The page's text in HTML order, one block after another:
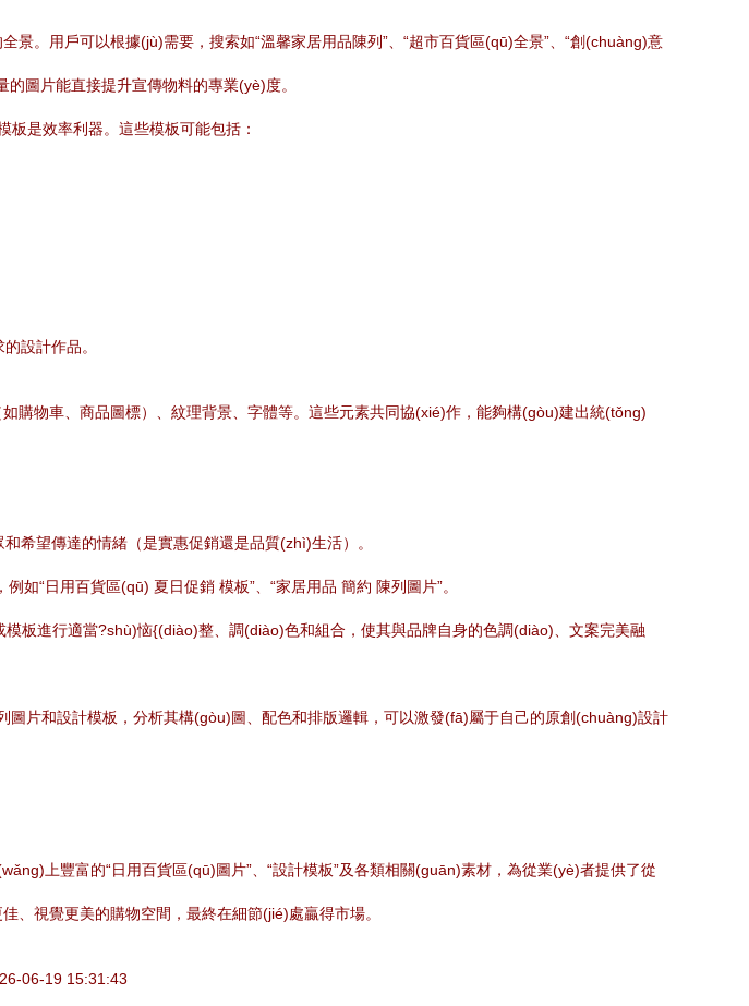
景。用戶可以根據(jù)需要，搜索如“溫馨家居用品陳列”、“超市百貨區(qū)全景”、“創(chuàng)意
圖片能直接提升宣傳物料的專業(yè)度。
板是效率利器。這些模板可能包括：
設計作品。
購物車、商品圖標）、紋理背景、字體等。這些元素共同協(xié)作，能夠構(gòu)建出統(tǒng)
希望傳達的情緒（是實惠促銷還是品質(zhì)生活）。
如“日用百貨區(qū) 夏日促銷 模板”、“家居用品 簡約 陳列圖片”。
板進行適當?shù)恼{(diào)整、調(diào)色和組合，使其與品牌自身的色調(diào)、文案完美融
圖片和設計模板，分析其構(gòu)圖、配色和排版邏輯，可以激發(fā)屬于自己的原創(chuàng)設計
上豐富的“日用百貨區(qū)圖片”、“設計模板”及各類相關(guān)素材，為從業(yè)者提供了從
、視覺更美的購物空間，最終在細節(jié)處贏得市場。
06-19 15:31:43